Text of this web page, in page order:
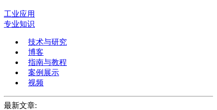
工业应用
专业知识
技术与研究
博客
指南与教程
案例展示
视频
最新文章: